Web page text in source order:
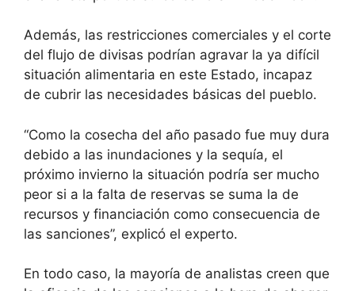
Además, las restricciones comerciales y el corte
del flujo de divisas podrían agravar la ya difícil
situación alimentaria en este Estado, incapaz
de cubrir las necesidades básicas del pueblo.
“Como la cosecha del año pasado fue muy dura
debido a las inundaciones y la sequía, el
próximo invierno la situación podría ser mucho
peor si a la falta de reservas se suma la de
recursos y financiación como consecuencia de
las sanciones”, explicó el experto.
En todo caso, la mayoría de analistas creen que